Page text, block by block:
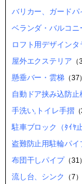
バリカー、ガードパ
ベランダ・バルコニ
ロフト用デザインタ
屋外エクステリア （
懸垂バー・雲梯（37）
自動ドア挟み込防止
手洗い,トイレ手摺（
駐車ブロック（ﾀｲﾔ止
盗難防止用駐輪パイ
布団干しパイプ（31）
流し台、シンク （7）